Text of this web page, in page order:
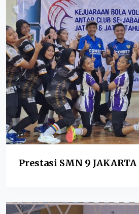
Prestasi SMN 9 JAKARTA